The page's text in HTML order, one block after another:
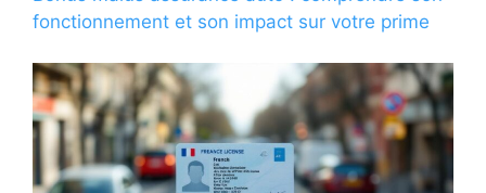
fonctionnement et son impact sur votre prime